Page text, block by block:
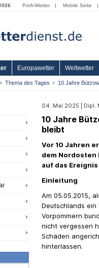
Profi-Wetter | Mobile Seite |
Europawetter Weltwetter
Thema des Tages 10 Jahre
04. Mai 2025 | Dipl.
10 Jahre
bleibt
Vor 10 Jahren
dem Nordosten
auf das
Einleitung
Am 05.05.2015,
Deutschlands
Vorpommern
nicht vergessen
Schäden
hinterlassen.